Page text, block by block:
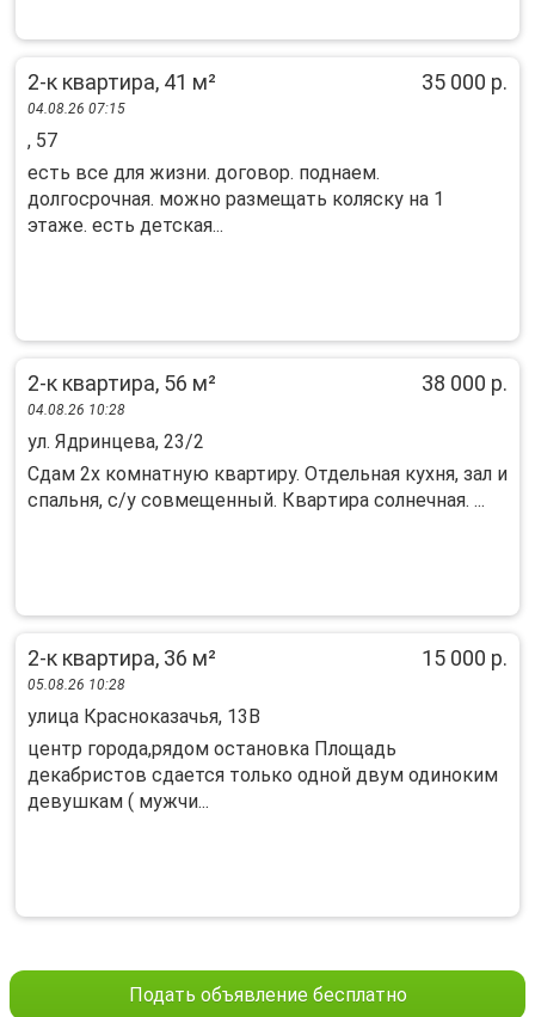
2-к квартира, 41 м² 35 000 р.
04.08.26 07:15
, 57
есть все для жизни. договор. поднаем.
долгосрочная. можно размещать коляску на 1
этаже. есть детская...
2-к квартира, 56 м² 38 000 р.
04.08.26 10:28
ул. Ядринцева, 23/2
Сдaм 2х комнaтную квартиру. Отдельная кухня, зaл и
спaльня, с/у cовмещенный. Кваpтиpa coлнeчнaя. ...
2-к квартира, 36 м² 15 000 р.
05.08.26 10:28
улица Красноказачья, 13В
центр города,рядом остановка Площадь
декабристов сдается только одной двум одиноким
девушкам ( мужчи...
Подать объявление бесплатно